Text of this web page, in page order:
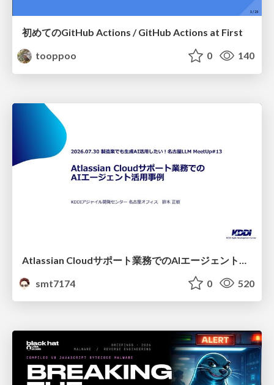
初めてのGitHub Actions / GitHub Actions at First
tooppoo
0 140
smt7174
0 520